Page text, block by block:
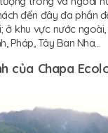
đến đây đa phần
ở khu vực nước
Pháp, Tây Ban Nha…
của Chapa